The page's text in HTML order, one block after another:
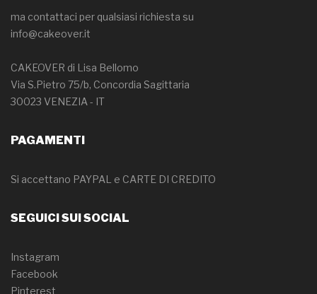
ma contattaci per qualsiasi richiesta su
info@cakeover.it
CAKEOVER di Lisa Bellomo
Via S.Pietro 75/b, Concordia Sagittaria
30023 VENEZIA - IT
PAGAMENTI
Si accettano PAYPAL e CARTE DI CREDITO
SEGUICI SUI SOCIAL
Instagram
Facebook
Pinterest